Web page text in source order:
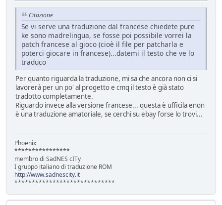
Citazione
Se vi serve una traduzione dal francese chiedete pure
ke sono madrelingua, se fosse poi possibile vorrei la
patch francese al gioco (cioè il file per patcharla e
poterci giocare in francese)...datemi il testo che ve lo
traduco
Per quanto riguarda la traduzione, mi sa che ancora non ci si
lavorerà per un po' al progetto e cmq il testo è già stato
tradotto completamente.
Riguardo invece alla versione francese... questa è ufficila enon
è una traduzione amatoriale, se cerchi su ebay forse lo trovi...
Phoenix
****************
membro di SadNES cITy
I gruppo italiano di traduzione ROM
http://www.sadnescity.it
*****************************